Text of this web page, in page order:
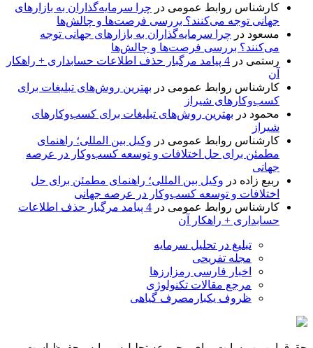
کارشناس روابط عمومی در چرا سرمایه‌گذاران به بازارهای
جهانی توجه می‌کنند؟ بررسی فرصت‌ها و چالش‌ها
مسعود در چرا سرمایه‌گذاران به بازارهای جهانی توجه
می‌کنند؟ بررسی فرصت‌ها و چالش‌ها
رستمی در
4 پیامد مرگبار حذف اطلاعات حسابداری + راهکار
آن
کارشناس روابط عمومی در بهترین روش‌های تبلیغات برای
کسب‌وکارهای شیراز
محمود در بهترین روش‌های تبلیغات برای کسب‌وکارهای
شیراز
کارشناس روابط عمومی در وکیل بین المللی؛ راهنمای
مطمئن برای حل اختلافات و توسعه کسب‌وکار در عرصه
جهانی
ربیع زاده در وکیل بین المللی؛ راهنمای مطمئن برای حل
اختلافات و توسعه کسب‌وکار در عرصه جهانی
کارشناس روابط عمومی در
4 پیامد مرگبار حذف اطلاعات
حسابداری + راهکار آن
تبلیغ در تحلیل سرمایه
مجله تفریحی
اخبار فارسی رمزارزها
مرجع مقالات تکنولوژی
ظروف یکبارمصرف گیاهی